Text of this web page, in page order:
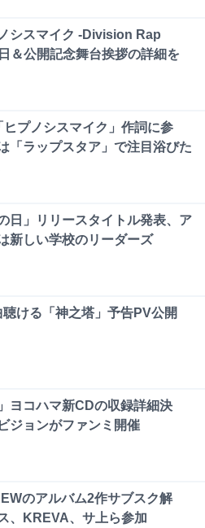
シスマイク -Division Rap
＆公開記念舞台挨拶の詳細を
プノシスマイク」作詞に参
「ラップスタア」で注目浴びた
日」リリースタイトル発表、ア
新しい学校のリーダーズ
ける「神之塔」予告PV公開
ヨコハマ新CDの収録詳細決
ジョンがファンミ開催
のアルバム2作サブスク解
、KREVA、サ上ら参加